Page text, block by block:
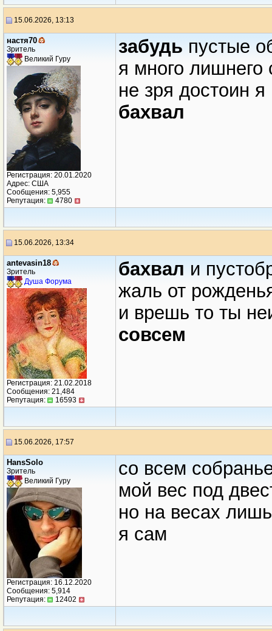
15.06.2026, 13:13
настя70
Зритель
Великий Гуру
Регистрация: 20.01.2020
Адрес: США
Сообщения: 5,955
Репутация:
4780
забудь пустые
я много лишнего
не зря достоин я
бахвал
15.06.2026, 13:34
antevasin18
Зритель
Душа Форума
Регистрация: 21.02.2018
Сообщения: 21,484
Репутация:
16593
бахвал и
жаль от
и врешь то ты
совсем
15.06.2026, 17:57
HansSolo
Зритель
Великий Гуру
Регистрация: 16.12.2020
Сообщения: 5,914
Репутация:
12402
со всем
мой вес под
но на весах
я сам